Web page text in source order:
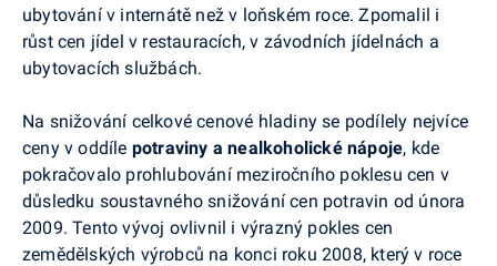
ubytování v internátě než v loňském roce. Zpomalil i
růst cen jídel v restauracích, v závodních jídelnách a
ubytovacích službách.
Na snižování celkové cenové hladiny se podílely nejvíce
ceny v oddíle potraviny a nealkoholické nápoje, kde
pokračovalo prohlubování meziročního poklesu cen v
důsledku soustavného snižování cen potravin od února
2009.Tento vývoj ovlivnil i výrazný pokles cen
zemědělských výrobců na konci roku 2008, který v roce